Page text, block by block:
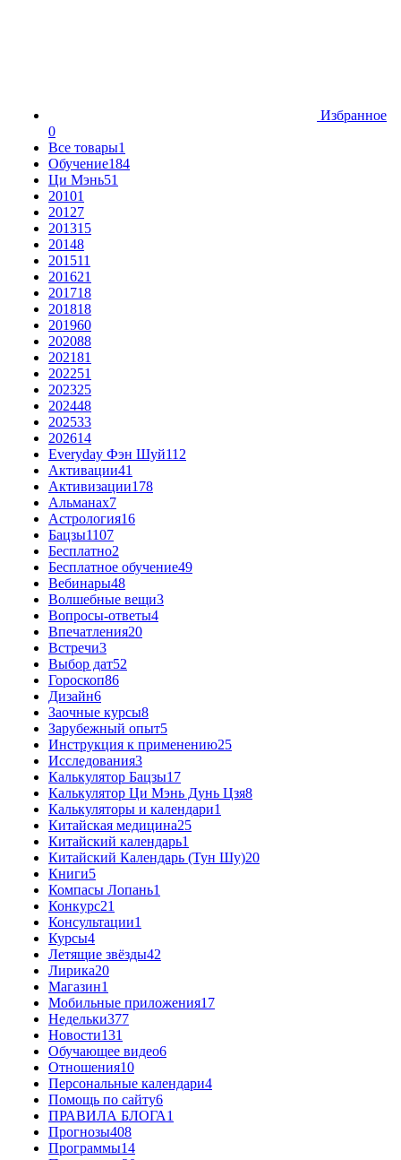
Избранное
0
Все товары1
Обучение184
Ци Мэнь51
20101
20127
201315
20148
201511
201621
201718
201818
201960
202088
202181
202251
202325
202448
202533
202614
Everyday Фэн Шуй112
Активации41
Активизации178
Альманах7
Астрология16
Бацзы1107
Бесплатно2
Бесплатное обучение49
Вебинары48
Волшебные вещи3
Вопросы-ответы4
Впечатления20
Встречи3
Выбор дат52
Гороскоп86
Дизайн6
Заочные курсы8
Зарубежный опыт5
Инструкция к применению25
Исследования3
Калькулятор Бацзы17
Калькулятор Ци Мэнь Дунь Цзя8
Калькуляторы и календари1
Китайская медицина25
Китайский календарь1
Китайский Календарь (Тун Шу)20
Книги5
Компасы Лопань1
Конкурс21
Консультации1
Курсы4
Летящие звёзды42
Лирика20
Магазин1
Мобильные приложения17
Недельки377
Новости131
Обучающее видео6
Отношения10
Персональные календари4
Помощь по сайту6
ПРАВИЛА БЛОГА1
Прогнозы408
Программы14